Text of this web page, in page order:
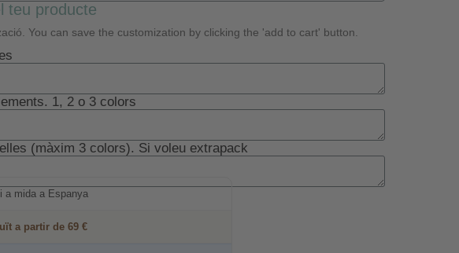
teu producte
You can save the customization by clicking the 'add to cart' button.
1, 2 o 3 colors
(màxim 3 colors). Si voleu extrapack
a mida a Espanya
a partir de 69 €